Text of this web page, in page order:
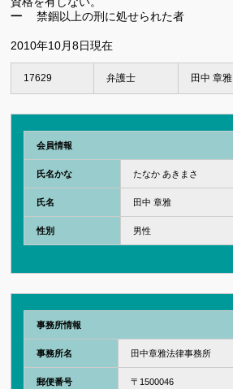
一
禁錮以上の刑に処せられた者
2010年10月8日現在
17629 弁護士 田中 章雅
会員情報
氏名かな たなか あきまさ
氏名 田中 章雅
性別 男性
事務所情報
事務所名 田中章雅法律事務所
郵便番号 〒 1500046